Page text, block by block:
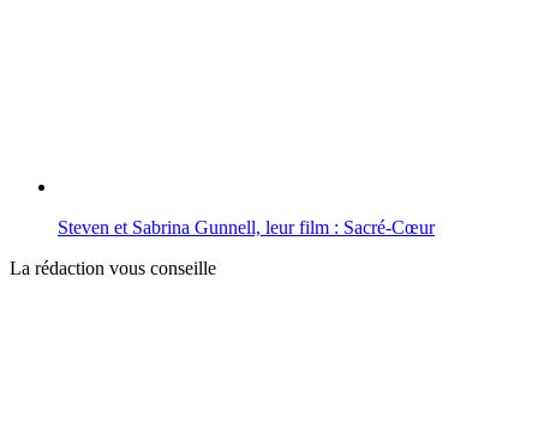
Steven et Sabrina Gunnell, leur film : Sacré-Cœur
La rédaction vous conseille